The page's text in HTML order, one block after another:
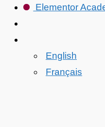
Elementor
English
Français